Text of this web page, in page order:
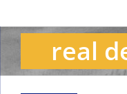
al
real
la